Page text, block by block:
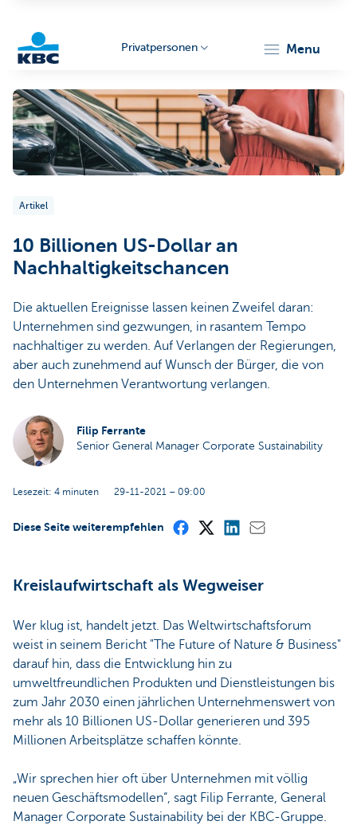
KBC
Privatpersonen menu
Artikel
10 Billionen US-Dollar an
Nachhaltigkeitschancen
Die aktuellen Ereignisse lassen keinen Zweifel daran:
Unternehmen sind gezwungen, in rasantem Tempo
nachhaltiger zu werden. Auf Verlangen der Regierungen,
aber auch zunehmend auf Wunsch der Bürger, die von
den Unternehmen Verantwortung verlangen.
Filip Ferrante
Senior General Manager Corporate Sustainability
Lesezeit: 4 minuten 29-11-2021 – 09:00
Diese Seite weiterempfehlen
Kreislaufwirtschaft als Wegweiser
Wer klug ist, handelt jetzt. Das Weltwirtschaftsforum
weist in seinem Bericht "The Future of Nature & Business"
darauf hin, dass die Entwicklung hin zu
umweltfreundlichen Produkten und Dienstleistungen bis
zum Jahr 2030 einen jährlichen Unternehmenswert von
mehr als 10 Billionen US-Dollar generieren und 395
Millionen Arbeitsplätze schaffen könnte.
„Wir sprechen hier oft über Unternehmen mit völlig
neuen Geschäftsmodellen“, sagt Filip Ferrante, General
Manager Corporate Sustainability bei der KBC-Gruppe.